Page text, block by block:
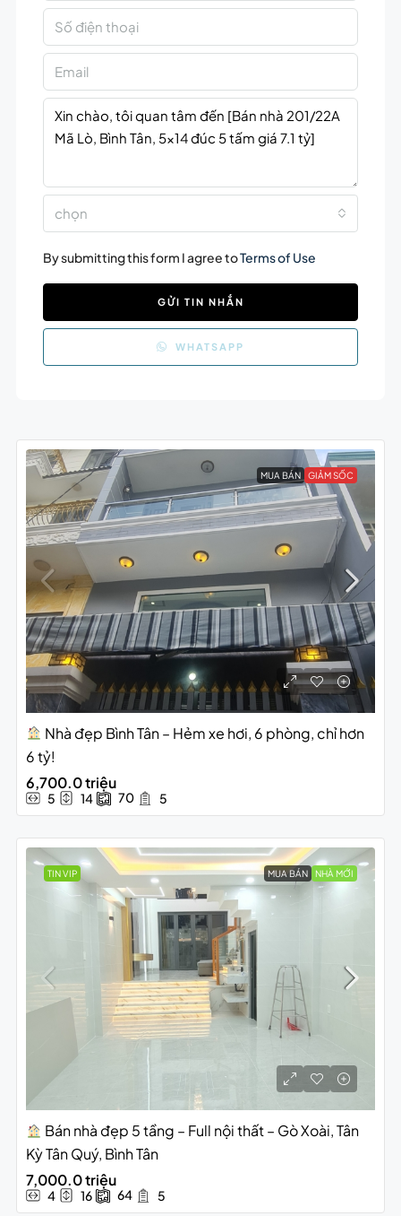
chọn
By submitting this form I agree toTerms of Use
GỬI TIN NHẮN
WHATSAPP
MUA BÁN GIẢM SỐC
Nhà đẹp Bình Tân – Hẻm xe hơi, 6 phòng, chỉ hơn
6 tỷ!
6,700.0 triệu
5 14 70 5
TIN VIP MUA BÁN NHÀ MỚI
Bán nhà đẹp 5 tầng – Full nội thất – Gò Xoài, Tân
Kỳ Tân Quý, Bình Tân
7,000.0 triệu
4 16 64 5